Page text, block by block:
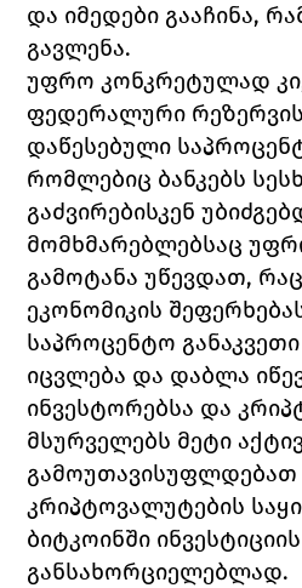
და იმედები გააჩინა,
გავლენა.
უფრო კონკრეტულად
ფედერალური
დაწესებული
რომლებიც ბანკებს
გაძვირებისკენ
მომხმარებლებსაც
გამოტანა უწევდათ,
ეკონომიკის
საპროცენტო
იცვლება და დაბლა
ინვესტორებსა და
მსურველებს მეტი
გამოუთავისუფლდებათ
კრიპტოვალუტების
ბიტკოინში ინვესტიციის
განსახორციელებლად.